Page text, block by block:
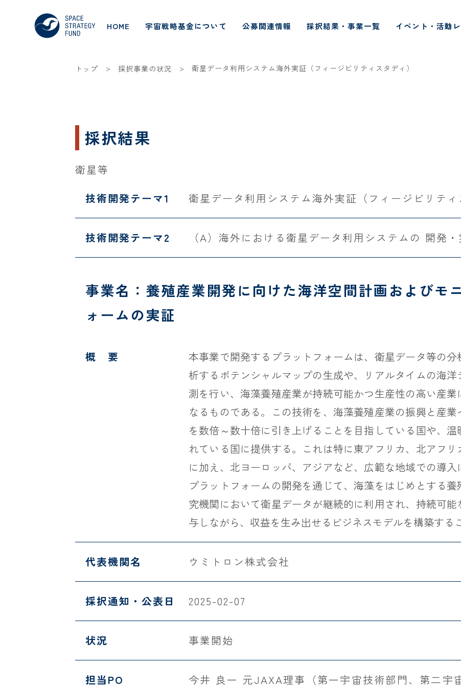
HOME 宇宙戦略基金について 公募関連情報 採択結果・事業一覧 イベント・活動
トップ > 採択事業の状況 > 衛星データ利用システム海外実証（フィージビリティスタディ）
採択結果
衛星等
技術開発テーマ1
衛星データ利用システム海外実証（フィージビリティ
技術開発テーマ2 （A）海外における衛星データ利用システムの 開発・
事業名：養殖産業開発に向けた海洋空間計画およびモ
ォームの実証
概 要
本事業で開発するプラットフォームは、衛星データ等の
析するポテンシャルマップの生成や、リアルタイムの海
測を行い、海藻養殖産業が持続可能かつ生産性の高い産
なるものである。この技術を、海藻養殖産業の振興と産
を数倍～数十倍に引き上げることを目指している国や、
れている国に提供する。これは特に東アフリカ、北アフ
に加え、北ヨーロッパ、アジアなど、広範な地域での導
プラットフォームの開発を通じて、海藻をはじめとする
究機関において衛星データが継続的に利用され、持続可
与しながら、収益を生み出せるビジネスモデルを構築する
代表機関名 ウミトロン株式会社
採択通知・公表日 2025-02-07
状況 事業開始
担当PO 今井 良一 元JAXA理事（第一宇宙技術部門、第二宇